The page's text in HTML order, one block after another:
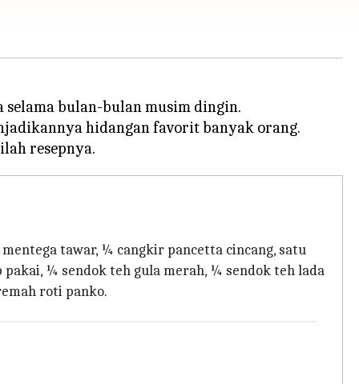
bulan-bulan musim dingin.
hidangan favorit banyak orang.
tawar, ¼ cangkir pancetta cincang, satu
¼ sendok teh gula merah, ¼ sendok teh lada
roti panko.